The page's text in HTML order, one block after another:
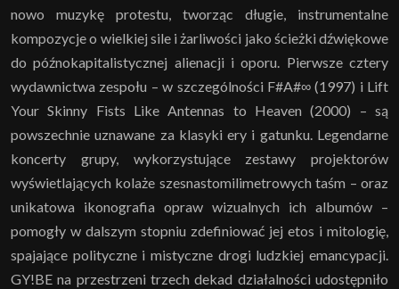
nowo muzykę protestu, tworząc długie, instrumentalne
kompozycje o wielkiej sile i żarliwości jako ścieżki dźwiękowe
do późnokapitalistycznej alienacji i oporu. Pierwsze cztery
wydawnictwa zespołu – w szczególności F#A#∞ (1997) i Lift
Your Skinny Fists Like Antennas to Heaven (2000) – są
powszechnie uznawane za klasyki ery i gatunku. Legendarne
koncerty grupy, wykorzystujące zestawy projektorów
wyświetlających kolaże szesnastomilimetrowych taśm – oraz
unikatowa ikonografia opraw wizualnych ich albumów –
pomogły w dalszym stopniu zdefiniować jej etos i mitologię,
spajające polityczne i mistyczne drogi ludzkiej emancypacji.
GY!BE na przestrzeni trzech dekad działalności udostępniło